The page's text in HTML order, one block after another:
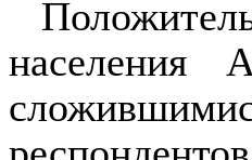
населения